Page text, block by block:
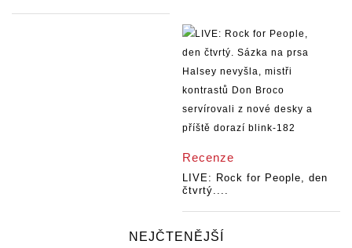
Recenze
LIVE: Rock for People, den
čtvrtý....
NEJČTENĚJŠÍ